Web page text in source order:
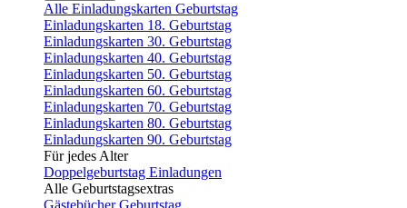
Alle Einladungskarten Geburtstag
Einladungskarten 18. Geburtstag
Einladungskarten 30. Geburtstag
Einladungskarten 40. Geburtstag
Einladungskarten 50. Geburtstag
Einladungskarten 60. Geburtstag
Einladungskarten 70. Geburtstag
Einladungskarten 80. Geburtstag
Einladungskarten 90. Geburtstag
Für jedes Alter
Doppelgeburtstag Einladungen
Alle Geburtstagsextras
Gästebücher Geburtstag